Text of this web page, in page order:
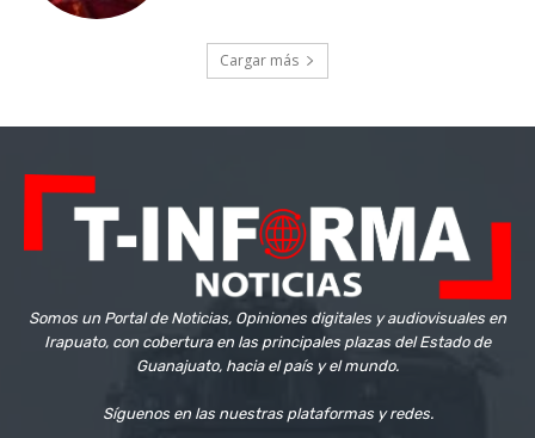
Cargar más
Somos un Portal de Noticias, Opiniones digitales y audiovisuales en
Irapuato, con cobertura en las principales plazas del Estado de
Guanajuato, hacia el país y el mundo.
Síguenos en las nuestras plataformas y redes.